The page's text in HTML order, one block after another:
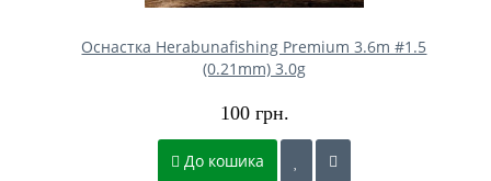
Оснастка Herabunafishing Premium 3.6m #1.5
(0.21mm) 3.0g
100 грн.
До кошика